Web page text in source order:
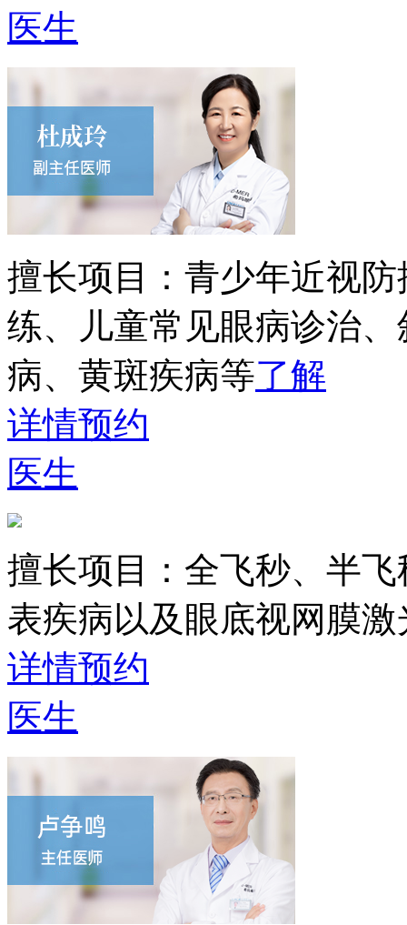
医生
擅长项目： 青少年近视
练、儿童常见眼病诊治
病、黄斑疾病等了解
详情预约
医生
擅长项目： 全飞秒、半
表疾病以及眼底视网膜激
详情预约
医生